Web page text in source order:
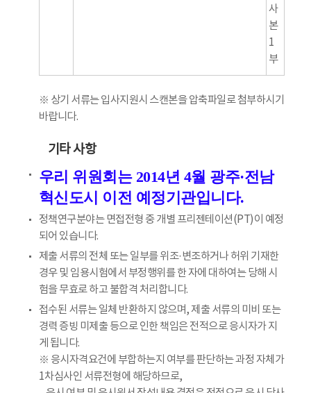
사
본
1
부
※ 상기 서류는 입사지원시 스캔본을 압축파일로 첨부하시기
바랍니다.
기타 사항
우리 위원회는 2014년 4월 광주·전남
혁신도시 이전 예정기관입니다.
정책연구분야는 면접전형 중 개별 프리젠테이션(PT)이 예정
되어 있습니다.
제출 서류의 전체 또는 일부를 위조·변조하거나 허위 기재한
경우 및 임용시험에서 부정행위를 한 자에 대하여는 당해 시
험을 무효로 하고 불합격 처리합니다.
접수된 서류는 일체 반환하지 않으며, 제출 서류의 미비 또는
경력 증빙 미제출 등으로 인한 책임은 전적으로 응시자가 지
게 됩니다.
※ 응시자격요건에 부합하는지 여부를 판단하는 과정 자체가
1차심사인 서류전형에 해당하므로,